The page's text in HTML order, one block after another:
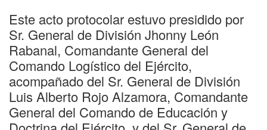
Este acto protocolar estuvo presidido por
Sr. General de División Jhonny León
Rabanal, Comandante General del
Comando Logístico del Ejército,
acompañado del Sr. General de División
Luis Alberto Rojo Alzamora, Comandante
General del Comando de Educación y